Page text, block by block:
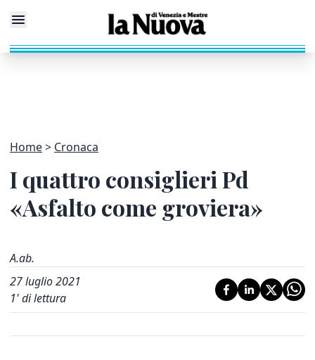
Home Cronaca
I quattro consiglieri Pd
«Asfalto come groviera»
A.ab.
27 luglio 2021
1' di lettura